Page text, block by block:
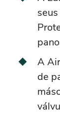
A
de